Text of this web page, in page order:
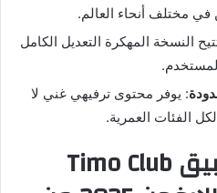
مختلف أنحاء العالم.
النسخة المهكرة التعديل الكامل
: يوفر محتوى ترفيهي غني لا
الفئات العمرية.
كيفية تحميل تطبيق Timo Club